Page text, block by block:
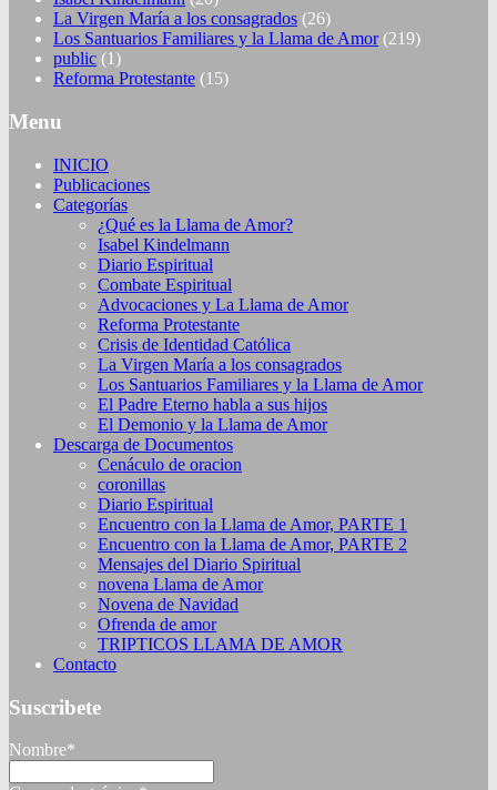
La Virgen María a los consagrados (26)
Los Santuarios Familiares y la Llama de Amor(219)
public (1)
Reforma Protestante (15)
Menu
INICIO
Publicaciones
Categorías
¿Qué es la Llama de Amor?
Isabel Kindelmann
Diario Espiritual
Combate Espiritual
Advocaciones y La Llama de Amor
Reforma Protestante
Crisis de Identidad Católica
La Virgen María a los consagrados
Los Santuarios Familiares y la Llama de Amor
El Padre Eterno habla a sus hijos
El Demonio y la Llama de Amor
Descarga de Documentos
Cenáculo de oracion
coronillas
Diario Espiritual
Encuentro con la Llama de Amor, PARTE 1
Encuentro con la Llama de Amor, PARTE 2
Mensajes del Diario Spiritual
novena Llama de Amor
Novena de Navidad
Ofrenda de amor
TRIPTICOS LLAMA DE AMOR
Contacto
Suscribete
Nombre*